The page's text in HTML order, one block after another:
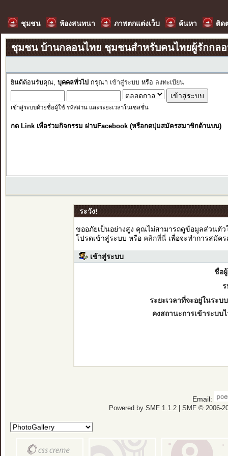
ชุมชน ห้องสนทนา ภาพตกแต่งเว็บ ค้นหา ติด
ชุมชน บ้านกลอนไทย ชุมชนสำหรับคนไทยผู้รักกล
ยินดีต้อนรับคุณ, บุคคลทั่วไป กรุณา เข้าสู่ระบบ หรือ ลงทะเบียน
เข้าสู่ระบบด้วยชื่อผู้ใช้ รหัสผ่าน และระยะเวลาในเซสชั่น
กด Link เพื่อร่วมกิจกรรม ผ่านFacebook (หรือกดปุ่มสมัครสมาชิกด้านบน)
ระวัง!
ขออภัยเป็นอย่างสูง คุณไม่สามารถดูข้อมูลส่วนตั
โปรดเข้าสู่ระบบ หรือ คลิกที่นี่เพื่อจะทำการสมัค
เข้าสู่ระบบ
ชื่อ
ระยะเวลาที่จะอยู่ในระบ
คงสถานะการเข้าระบบ
Email:
Powered by SMF 1.1.2| SMF © 2006-